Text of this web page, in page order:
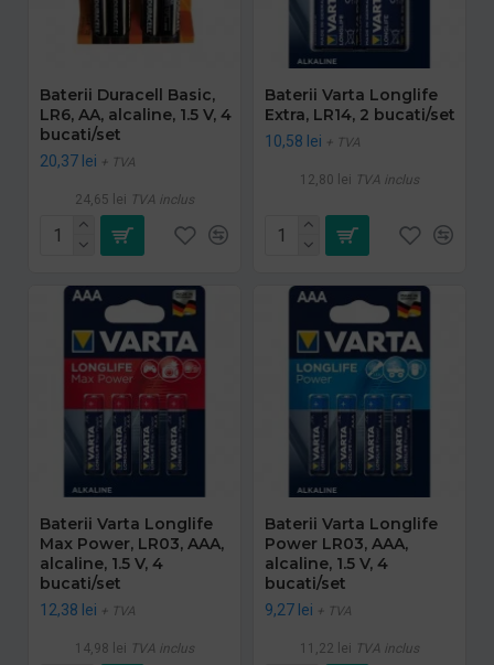
Baterii Duracell Basic,
LR6, AA, alcaline, 1.5 V, 4
bucati/set
20,37 lei + TVA
24,65 lei TVA inclus
Baterii Varta Longlife
Extra, LR14, 2 bucati/set
10,58 lei + TVA
12,80 lei TVA inclus
Baterii Varta Longlife
Max Power, LR03, AAA,
alcaline, 1.5 V, 4
bucati/set
12,38 lei + TVA
14,98 lei TVA inclus
Baterii Varta Longlife
Power LR03, AAA,
alcaline, 1.5 V, 4
bucati/set
9,27 lei + TVA
11,22 lei TVA inclus